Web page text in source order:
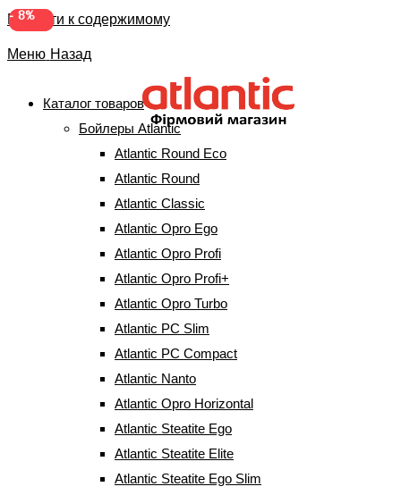
Перейти к содержимому
Меню Назад
Каталог товаров
Бойлеры Atlantic
Atlantic Round Eco
Atlantic Round
Atlantic Classic
Atlantic Opro Ego
Atlantic Opro Profi
Atlantic Opro Profi+
Atlantic Opro Turbo
Atlantic PC Slim
Atlantic PC Compact
Atlantic Nanto
Atlantic Opro Horizontal
Atlantic Steatite Ego
Atlantic Steatite Elite
Atlantic Steatite Ego Slim
Бойлер Atlantic Steatite
Cube WI-FI ES-VM 100 S4
C2 WD (2400W) Silver
(75791106)
Бойлеры Atlantic⇒Бойлеры Atlantic с сухим
Бойлер Atlantic Steatite Cube WI-FI ES-VM 100 S4 C2
- 8%
- 8%